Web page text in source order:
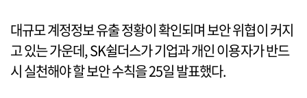
대규모 계정정보 유출 정황이 확인되며 보안 위협이 커지
고 있는 가운데, SK쉴더스가 기업과 개인 이용자가 반드
시 실천해야 할 보안 수칙을 25일 발표했다.